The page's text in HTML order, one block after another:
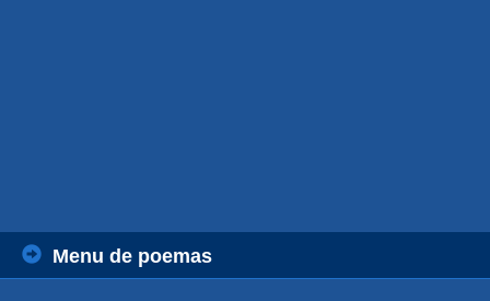
Menu de poemas